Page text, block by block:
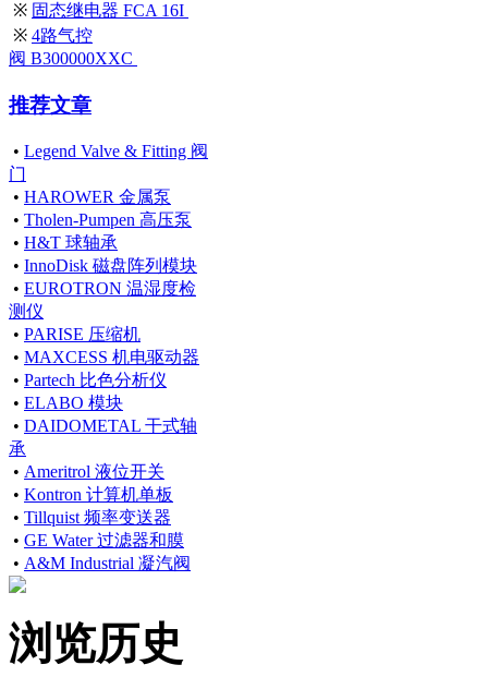
※ 固态继电器 FCA 16I
※ 4路气控
阀 B300000XXC
推荐文章
• Legend Valve & Fitting 阀
门
• HAROWER 金属泵
• Tholen-Pumpen 高压泵
• H&T 球轴承
• InnoDisk 磁盘阵列模块
• EUROTRON 温湿度检
测仪
• PARISE 压缩机
• MAXCESS 机电驱动器
• Partech 比色分析仪
• ELABO 模块
• DAIDOMETAL 干式轴
承
• Ameritrol 液位开关
• Kontron 计算机单板
• Tillquist 频率变送器
• GE Water 过滤器和膜
• A&M Industrial 凝汽阀
浏览历史